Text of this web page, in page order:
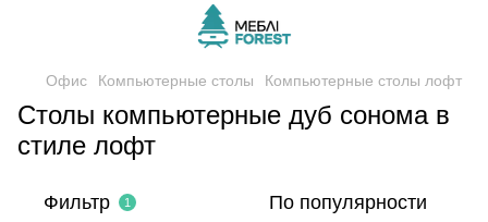
Офис Компьютерные столы Компьютерные столы лофт
Столы компьютерные дуб сонома в
стиле лофт
Фильтр 1 По популярности